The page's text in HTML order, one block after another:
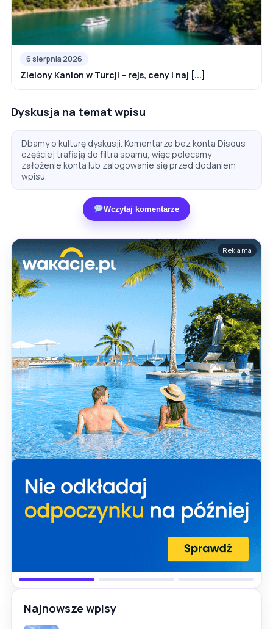
6 sierpnia 2026
Zielony Kanion w Turcji – rejs, ceny i naj [...]
Dyskusja na temat wpisu
Dbamy o kulturę dyskusji. Komentarze bez konta Disqus
częściej trafiają do filtra spamu, więc polecamy
założenie konta lub zalogowanie się przed dodaniem
wpisu.
Wczytaj komentarze
Reklama
Najnowsze wpisy